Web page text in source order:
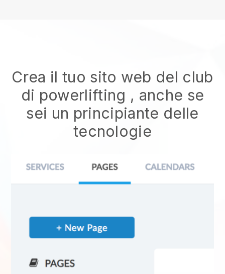
Crea il tuo sito web del club
di powerlifting , anche se
sei un principiante delle
tecnologie